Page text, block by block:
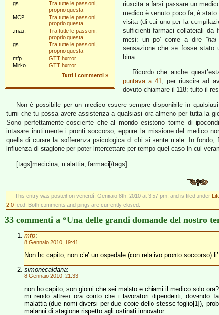
gs
Tra tutte le passioni,
proprio questa
MCP
Tra tutte le passioni,
proprio questa
.mau.
Tra tutte le passioni,
proprio questa
gs
Tra tutte le passioni,
proprio questa
mfp
GTT horror
Mirko
GTT horror
Tutti i commenti »
riuscita a farsi passare un
medico è venuto poco fa, è
visita (di cui uno per la
sufficienti farmaci collaterali da
mesi; un po’ come a dire
sensazione che se fosse stato
birra.
Ricordo che anche
puntava a 41, per riuscire ad
dovuto chiamare il 118: tutto il
Non è possibile per un medico essere sempre disponibile in
turni che tu possa avere assistenza a qualsiasi ora almeno per tutta la
Sono perfettamente cosciente che al mondo esistono torme di
intasare inutilmente i pronti soccorso; eppure la missione del medico
quella di curare la sofferenza psicologica di chi si sente male. In
influenza di stagione per poter intercettare per tempo quel caso in cui
[tags]medicina, malattia, farmaci[/tags]
This entry was posted on venerdì, Gennaio 8th, 2010 at 3:57 pm, and is filed under
2.0 feed. Both comments and pings are currently closed.
33 commenti a “Una delle grandi domande del nostro
mfp:
8 Gennaio 2010, 19:41
Non ho capito, non c’e’ un ospedale (con relativo pronto soccorso)
simonecaldana:
8 Gennaio 2010, 21:33
non ho capito, son giorni che sei malato e chiami il medico solo
mi rendo altresì ora conto che i lavoratori dipendenti, dovendo
malattia (due nomi diversi per due copie dello stesso foglio[1]),
malanni di stagione rispetto agli ostinati innovator.